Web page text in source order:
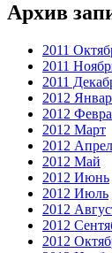
Архив
2011
2011
2011
2012
2012
2012 Март
2012
2012 Май
2012 Июнь
2012 Июль
2012
2012
2012